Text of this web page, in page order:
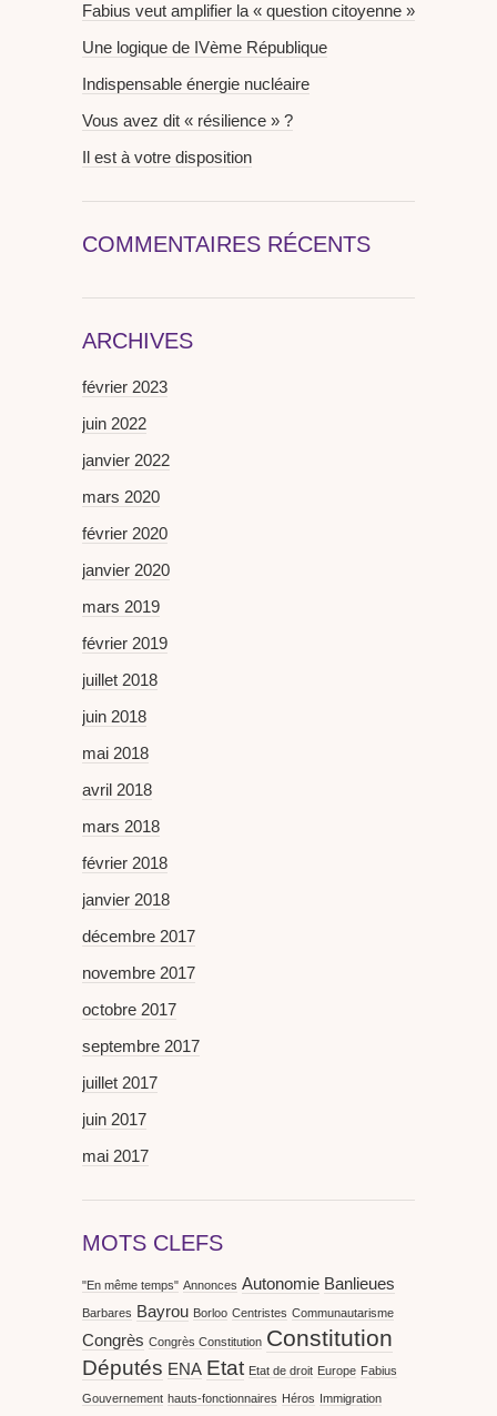
Fabius veut amplifier la « question citoyenne »
Une logique de IVème République
Indispensable énergie nucléaire
Vous avez dit « résilience » ?
Il est à votre disposition
COMMENTAIRES RÉCENTS
ARCHIVES
février 2023
juin 2022
janvier 2022
mars 2020
février 2020
janvier 2020
mars 2019
février 2019
juillet 2018
juin 2018
mai 2018
avril 2018
mars 2018
février 2018
janvier 2018
décembre 2017
novembre 2017
octobre 2017
septembre 2017
juillet 2017
juin 2017
mai 2017
MOTS CLEFS
"En même temps" Annonces Autonomie Banlieues
Barbares Bayrou Borloo Centristes Communautarisme
Congrès Congrès Constitution Constitution
Députés ENA Etat Etat de droit Europe Fabius
Gouvernement hauts-fonctionnaires Héros Immigration